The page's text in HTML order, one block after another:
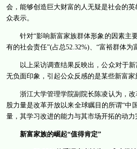
会，能够创造巨大财富的人无疑是社会的
众表示。
针对“影响新富家族群体形象的因素主
有的社会责任”(占总52.32%)、“富裕群体
以上采访调查结果反映出，公众对于
无负面印象，引起公众反感的是某些新富
浙江大学管理学院副院长陈凌认为，
股力量是改革开放以来全球瞩目的所谓“中
量，其学习改进的能力与其市场开拓的动力
新富家族的崛起“值得肯定”